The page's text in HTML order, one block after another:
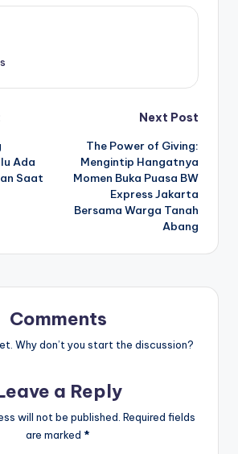
Ada
Saat
Next Post
The Power of Giving:
Mengintip Hangatnya
Momen Buka Puasa BW
Express Jakarta
Bersama Warga Tanah
Abang
Comments
Why don’t you start the discussion?
a Reply
will not be published. Required fields
are marked *